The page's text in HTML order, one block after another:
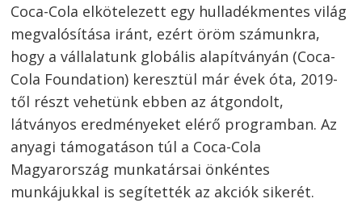
Coca-Cola elkötelezett egy hulladékmentes világ
megvalósítása iránt, ezért öröm számunkra,
hogy a vállalatunk globális alapítványán (Coca-
Cola Foundation) keresztül már évek óta, 2019-
től részt vehetünk ebben az átgondolt,
látványos eredményeket elérő programban. Az
anyagi támogatáson túl a Coca-Cola
Magyarország munkatársai önkéntes
munkájukkal is segítették az akciók sikerét.